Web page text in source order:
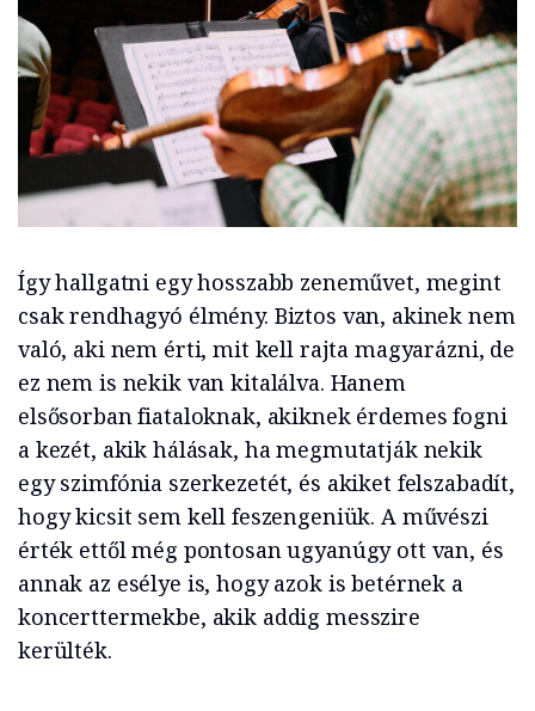
Így hallgatni egy hosszabb zeneművet, megint
csak rendhagyó élmény. Biztos van, akinek nem
való, aki nem érti, mit kell rajta magyarázni, de
ez nem is nekik van kitalálva. Hanem
elsősorban fiataloknak, akiknek érdemes fogni
a kezét, akik hálásak, ha megmutatják nekik
egy szimfónia szerkezetét, és akiket felszabadít,
hogy kicsit sem kell feszengeniük. A művészi
érték ettől még pontosan ugyanúgy ott van, és
annak az esélye is, hogy azok is betérnek a
koncerttermekbe, akik addig messzire
kerülték.